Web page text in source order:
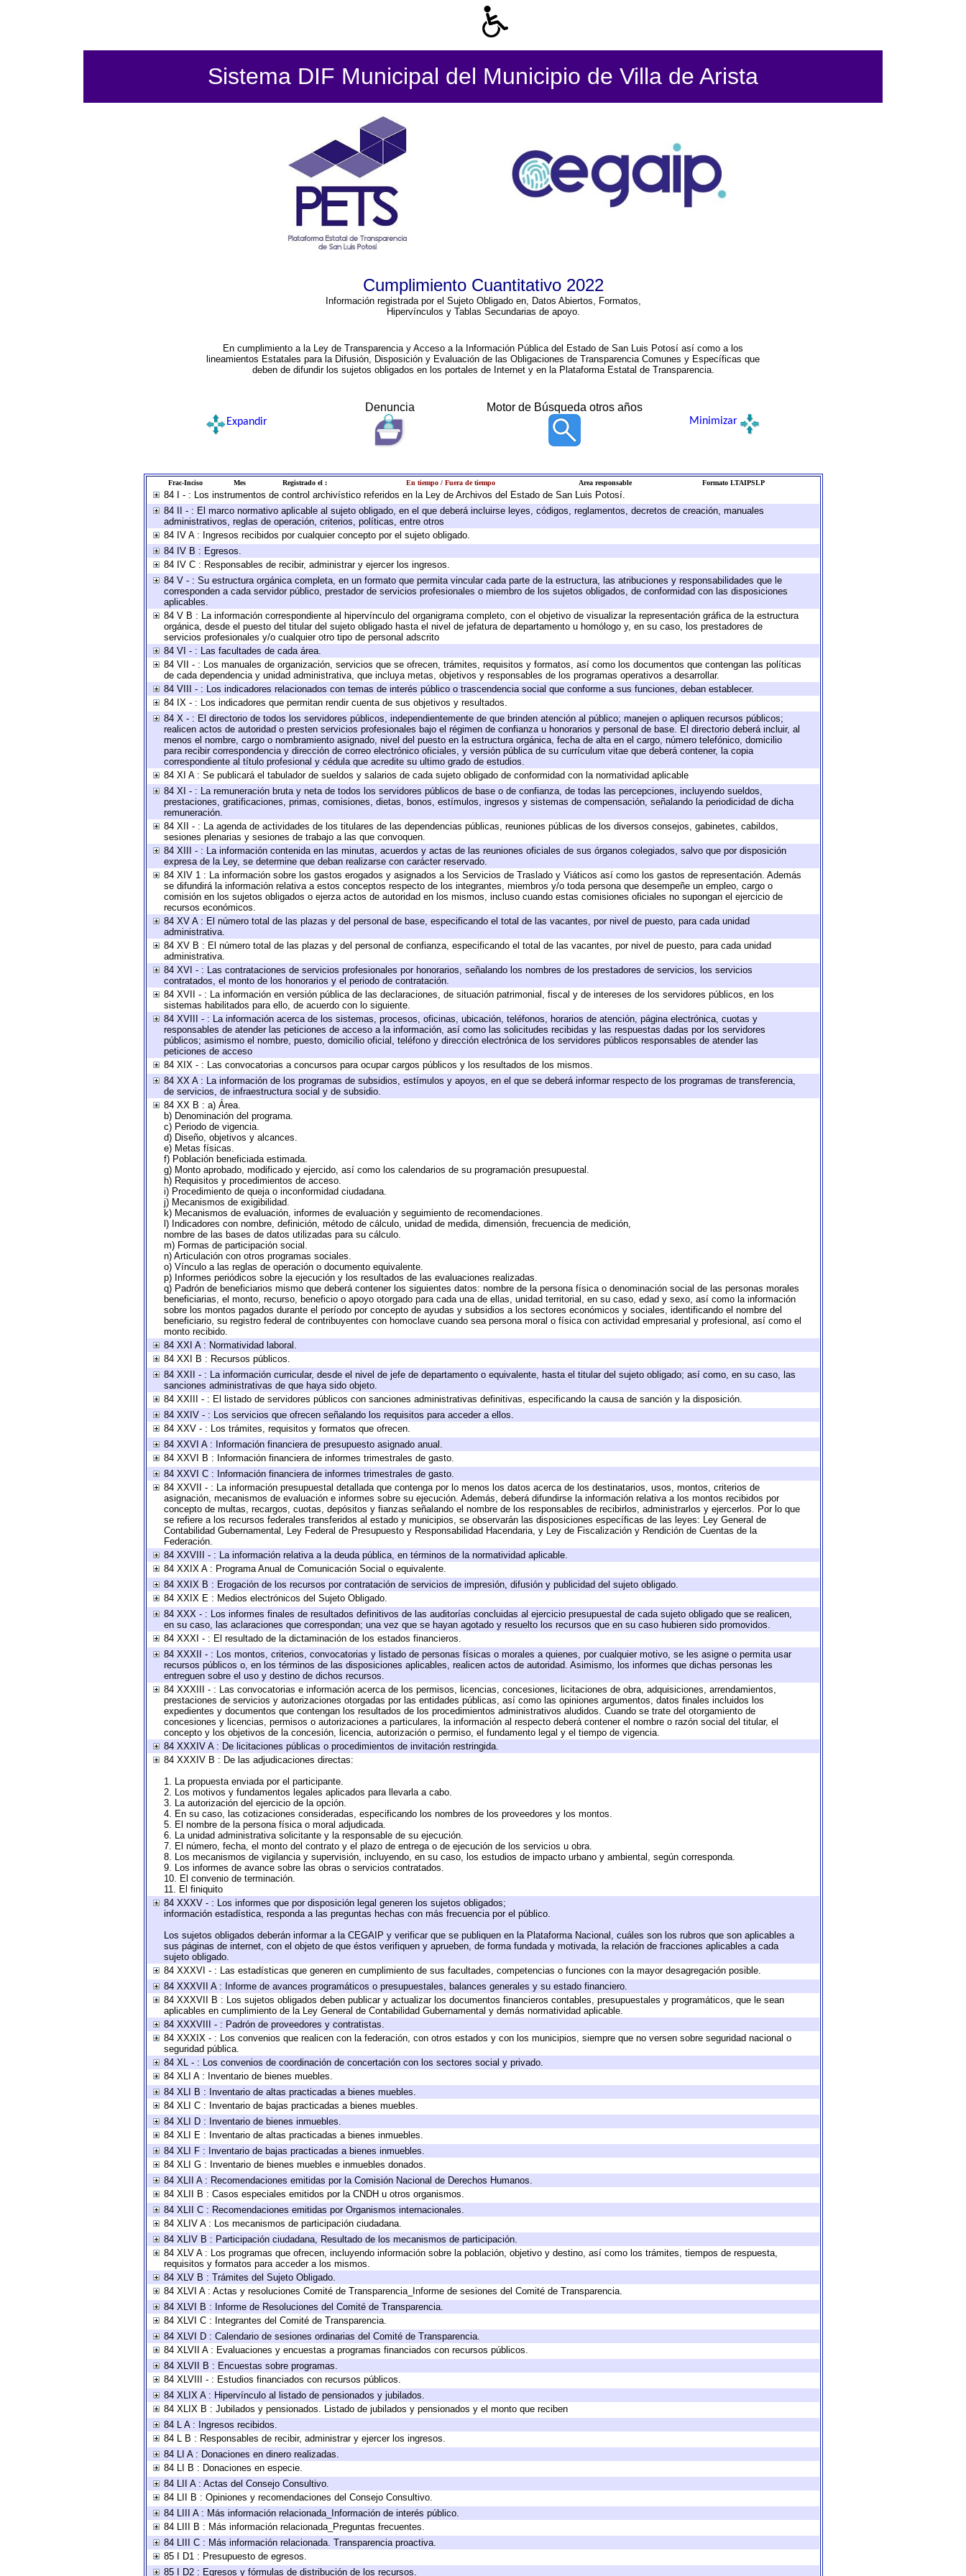
Sistema DIF Municipal del Municipio de Villa de Arista
Cumplimiento Cuantitativo 2022
Información registrada por el Sujeto Obligado en, Datos Abiertos, Formatos,
Hipervínculos y Tablas Secundarias de apoyo.
En cumplimiento a la Ley de Transparencia y Acceso a la Información Pública del Estado de San Luis Potosí así como a los
lineamientos Estatales para la Difusión, Disposición y Evaluación de las Obligaciones de Transparencia Comunes y Específicas que
deben de difundir los sujetos obligados en los portales de Internet y en la Plataforma Estatal de Transparencia.
Denuncia Motor de Búsqueda otros años
Expandir Minimizar
Frac-Inciso Mes Registrado el : En tiempo / Fuera de tiempo Area responsable Formato LTAIPSLP
84 I - : Los instrumentos de control archivístico referidos en la Ley de Archivos del Estado de San Luis Potosí.
84 II - : El marco normativo aplicable al sujeto obligado, en el que deberá incluirse leyes, códigos, reglamentos, decretos de creación, manuales
administrativos, reglas de operación, criterios, políticas, entre otros
84 IV A : Ingresos recibidos por cualquier concepto por el sujeto obligado.
84 IV B : Egresos.
84 IV C : Responsables de recibir, administrar y ejercer los ingresos.
84 V - : Su estructura orgánica completa, en un formato que permita vincular cada parte de la estructura, las atribuciones y responsabilidades que le
corresponden a cada servidor público, prestador de servicios profesionales o miembro de los sujetos obligados, de conformidad con las disposiciones
aplicables.
84 V B : La información correspondiente al hipervínculo del organigrama completo, con el objetivo de visualizar la representación gráfica de la estructura
orgánica, desde el puesto del titular del sujeto obligado hasta el nivel de jefatura de departamento u homólogo y, en su caso, los prestadores de
servicios profesionales y/o cualquier otro tipo de personal adscrito
84 VI - : Las facultades de cada área.
84 VII - : Los manuales de organización, servicios que se ofrecen, trámites, requisitos y formatos, así como los documentos que contengan las políticas
de cada dependencia y unidad administrativa, que incluya metas, objetivos y responsables de los programas operativos a desarrollar.
84 VIII - : Los indicadores relacionados con temas de interés público o trascendencia social que conforme a sus funciones, deban establecer.
84 IX - : Los indicadores que permitan rendir cuenta de sus objetivos y resultados.
84 X - : El directorio de todos los servidores públicos, independientemente de que brinden atención al público; manejen o apliquen recursos públicos;
realicen actos de autoridad o presten servicios profesionales bajo el régimen de confianza u honorarios y personal de base. El directorio deberá incluir, al
menos el nombre, cargo o nombramiento asignado, nivel del puesto en la estructura orgánica, fecha de alta en el cargo, número telefónico, domicilio
para recibir correspondencia y dirección de correo electrónico oficiales, y versión pública de su currículum vitae que deberá contener, la copia
correspondiente al título profesional y cédula que acredite su ultimo grado de estudios.
84 XI A : Se publicará el tabulador de sueldos y salarios de cada sujeto obligado de conformidad con la normatividad aplicable
84 XI - : La remuneración bruta y neta de todos los servidores públicos de base o de confianza, de todas las percepciones, incluyendo sueldos,
prestaciones, gratificaciones, primas, comisiones, dietas, bonos, estímulos, ingresos y sistemas de compensación, señalando la periodicidad de dicha
remuneración.
84 XII - : La agenda de actividades de los titulares de las dependencias públicas, reuniones públicas de los diversos consejos, gabinetes, cabildos,
sesiones plenarias y sesiones de trabajo a las que convoquen.
84 XIII - : La información contenida en las minutas, acuerdos y actas de las reuniones oficiales de sus órganos colegiados, salvo que por disposición
expresa de la Ley, se determine que deban realizarse con carácter reservado.
84 XIV 1 : La información sobre los gastos erogados y asignados a los Servicios de Traslado y Viáticos así como los gastos de representación. Además
se difundirá la información relativa a estos conceptos respecto de los integrantes, miembros y/o toda persona que desempeñe un empleo, cargo o
comisión en los sujetos obligados o ejerza actos de autoridad en los mismos, incluso cuando estas comisiones oficiales no supongan el ejercicio de
recursos económicos.
84 XV A : El número total de las plazas y del personal de base, especificando el total de las vacantes, por nivel de puesto, para cada unidad
administrativa.
84 XV B : El número total de las plazas y del personal de confianza, especificando el total de las vacantes, por nivel de puesto, para cada unidad
administrativa.
84 XVI - : Las contrataciones de servicios profesionales por honorarios, señalando los nombres de los prestadores de servicios, los servicios
contratados, el monto de los honorarios y el periodo de contratación.
84 XVII - : La información en versión pública de las declaraciones, de situación patrimonial, fiscal y de intereses de los servidores públicos, en los
sistemas habilitados para ello, de acuerdo con lo siguiente.
84 XVIII - : La información acerca de los sistemas, procesos, oficinas, ubicación, teléfonos, horarios de atención, página electrónica, cuotas y
responsables de atender las peticiones de acceso a la información, así como las solicitudes recibidas y las respuestas dadas por los servidores
públicos; asimismo el nombre, puesto, domicilio oficial, teléfono y dirección electrónica de los servidores públicos responsables de atender las
peticiones de acceso
84 XIX - : Las convocatorias a concursos para ocupar cargos públicos y los resultados de los mismos.
84 XX A : La información de los programas de subsidios, estímulos y apoyos, en el que se deberá informar respecto de los programas de transferencia,
de servicios, de infraestructura social y de subsidio.
84 XX B : a) Área.
b) Denominación del programa.
c) Periodo de vigencia.
d) Diseño, objetivos y alcances.
e) Metas físicas.
f) Población beneficiada estimada.
g) Monto aprobado, modificado y ejercido, así como los calendarios de su programación presupuestal.
h) Requisitos y procedimientos de acceso.
i) Procedimiento de queja o inconformidad ciudadana.
j) Mecanismos de exigibilidad.
k) Mecanismos de evaluación, informes de evaluación y seguimiento de recomendaciones.
l) Indicadores con nombre, definición, método de cálculo, unidad de medida, dimensión, frecuencia de medición,
nombre de las bases de datos utilizadas para su cálculo.
m) Formas de participación social.
n) Articulación con otros programas sociales.
o) Vínculo a las reglas de operación o documento equivalente.
p) Informes periódicos sobre la ejecución y los resultados de las evaluaciones realizadas.
q) Padrón de beneficiarios mismo que deberá contener los siguientes datos: nombre de la persona física o denominación social de las personas morales
beneficiarias, el monto, recurso, beneficio o apoyo otorgado para cada una de ellas, unidad territorial, en su caso, edad y sexo, así como la información
sobre los montos pagados durante el período por concepto de ayudas y subsidios a los sectores económicos y sociales, identificando el nombre del
beneficiario, su registro federal de contribuyentes con homoclave cuando sea persona moral o física con actividad empresarial y profesional, así como el
monto recibido.
84 XXI A : Normatividad laboral.
84 XXI B : Recursos públicos.
84 XXII - : La información curricular, desde el nivel de jefe de departamento o equivalente, hasta el titular del sujeto obligado; así como, en su caso, las
sanciones administrativas de que haya sido objeto.
84 XXIII - : El listado de servidores públicos con sanciones administrativas definitivas, especificando la causa de sanción y la disposición.
84 XXIV - : Los servicios que ofrecen señalando los requisitos para acceder a ellos.
84 XXV - : Los trámites, requisitos y formatos que ofrecen.
84 XXVI A : Información financiera de presupuesto asignado anual.
84 XXVI B : Información financiera de informes trimestrales de gasto.
84 XXVI C : Información financiera de informes trimestrales de gasto.
84 XXVII - : La información presupuestal detallada que contenga por lo menos los datos acerca de los destinatarios, usos, montos, criterios de
asignación, mecanismos de evaluación e informes sobre su ejecución. Además, deberá difundirse la información relativa a los montos recibidos por
concepto de multas, recargos, cuotas, depósitos y fianzas señalando el nombre de los responsables de recibirlos, administrarlos y ejercerlos. Por lo que
se refiere a los recursos federales transferidos al estado y municipios, se observarán las disposiciones específicas de las leyes: Ley General de
Contabilidad Gubernamental, Ley Federal de Presupuesto y Responsabilidad Hacendaria, y Ley de Fiscalización y Rendición de Cuentas de la
Federación.
84 XXVIII - : La información relativa a la deuda pública, en términos de la normatividad aplicable.
84 XXIX A : Programa Anual de Comunicación Social o equivalente.
84 XXIX B : Erogación de los recursos por contratación de servicios de impresión, difusión y publicidad del sujeto obligado.
84 XXIX E : Medios electrónicos del Sujeto Obligado.
84 XXX - : Los informes finales de resultados definitivos de las auditorías concluidas al ejercicio presupuestal de cada sujeto obligado que se realicen,
en su caso, las aclaraciones que correspondan; una vez que se hayan agotado y resuelto los recursos que en su caso hubieren sido promovidos.
84 XXXI - : El resultado de la dictaminación de los estados financieros.
84 XXXII - : Los montos, criterios, convocatorias y listado de personas físicas o morales a quienes, por cualquier motivo, se les asigne o permita usar
recursos públicos o, en los términos de las disposiciones aplicables, realicen actos de autoridad. Asimismo, los informes que dichas personas les
entreguen sobre el uso y destino de dichos recursos.
84 XXXIII - : Las convocatorias e información acerca de los permisos, licencias, concesiones, licitaciones de obra, adquisiciones, arrendamientos,
prestaciones de servicios y autorizaciones otorgadas por las entidades públicas, así como las opiniones argumentos, datos finales incluidos los
expedientes y documentos que contengan los resultados de los procedimientos administrativos aludidos. Cuando se trate del otorgamiento de
concesiones y licencias, permisos o autorizaciones a particulares, la información al respecto deberá contener el nombre o razón social del titular, el
concepto y los objetivos de la concesión, licencia, autorización o permiso, el fundamento legal y el tiempo de vigencia.
84 XXXIV A : De licitaciones públicas o procedimientos de invitación restringida.
84 XXXIV B : De las adjudicaciones directas:
1. La propuesta enviada por el participante.
2. Los motivos y fundamentos legales aplicados para llevarla a cabo.
3. La autorización del ejercicio de la opción.
4. En su caso, las cotizaciones consideradas, especificando los nombres de los proveedores y los montos.
5. El nombre de la persona física o moral adjudicada.
6. La unidad administrativa solicitante y la responsable de su ejecución.
7. El número, fecha, el monto del contrato y el plazo de entrega o de ejecución de los servicios u obra.
8. Los mecanismos de vigilancia y supervisión, incluyendo, en su caso, los estudios de impacto urbano y ambiental, según corresponda.
9. Los informes de avance sobre las obras o servicios contratados.
10. El convenio de terminación.
11. El finiquito
84 XXXV - : Los informes que por disposición legal generen los sujetos obligados;
información estadística, responda a las preguntas hechas con más frecuencia por el público.
Los sujetos obligados deberán informar a la CEGAIP y verificar que se publiquen en la Plataforma Nacional, cuáles son los rubros que son aplicables a
sus páginas de internet, con el objeto de que éstos verifiquen y aprueben, de forma fundada y motivada, la relación de fracciones aplicables a cada
sujeto obligado.
84 XXXVI - : Las estadísticas que generen en cumplimiento de sus facultades, competencias o funciones con la mayor desagregación posible.
84 XXXVII A : Informe de avances programáticos o presupuestales, balances generales y su estado financiero.
84 XXXVII B : Los sujetos obligados deben publicar y actualizar los documentos financieros contables, presupuestales y programáticos, que le sean
aplicables en cumplimiento de la Ley General de Contabilidad Gubernamental y demás normatividad aplicable.
84 XXXVIII - : Padrón de proveedores y contratistas.
84 XXXIX - : Los convenios que realicen con la federación, con otros estados y con los municipios, siempre que no versen sobre seguridad nacional o
seguridad pública.
84 XL - : Los convenios de coordinación de concertación con los sectores social y privado.
84 XLI A : Inventario de bienes muebles.
84 XLI B : Inventario de altas practicadas a bienes muebles.
84 XLI C : Inventario de bajas practicadas a bienes muebles.
84 XLI D : Inventario de bienes inmuebles.
84 XLI E : Inventario de altas practicadas a bienes inmuebles.
84 XLI F : Inventario de bajas practicadas a bienes inmuebles.
84 XLI G : Inventario de bienes muebles e inmuebles donados.
84 XLII A : Recomendaciones emitidas por la Comisión Nacional de Derechos Humanos.
84 XLII B : Casos especiales emitidos por la CNDH u otros organismos.
84 XLII C : Recomendaciones emitidas por Organismos internacionales.
84 XLIV A : Los mecanismos de participación ciudadana.
84 XLIV B : Participación ciudadana, Resultado de los mecanismos de participación.
84 XLV A : Los programas que ofrecen, incluyendo información sobre la población, objetivo y destino, así como los trámites, tiempos de respuesta,
requisitos y formatos para acceder a los mismos.
84 XLV B : Trámites del Sujeto Obligado.
84 XLVI A : Actas y resoluciones Comité de Transparencia_Informe de sesiones del Comité de Transparencia.
84 XLVI B : Informe de Resoluciones del Comité de Transparencia.
84 XLVI C : Integrantes del Comité de Transparencia.
84 XLVI D : Calendario de sesiones ordinarias del Comité de Transparencia.
84 XLVII A : Evaluaciones y encuestas a programas financiados con recursos públicos.
84 XLVII B : Encuestas sobre programas.
84 XLVIII - : Estudios financiados con recursos públicos.
84 XLIX A : Hipervínculo al listado de pensionados y jubilados.
84 XLIX B : Jubilados y pensionados. Listado de jubilados y pensionados y el monto que reciben
84 L A : Ingresos recibidos.
84 L B : Responsables de recibir, administrar y ejercer los ingresos.
84 LI A : Donaciones en dinero realizadas.
84 LI B : Donaciones en especie.
84 LII A : Actas del Consejo Consultivo.
84 LII B : Opiniones y recomendaciones del Consejo Consultivo.
84 LIII A : Más información relacionada_Información de interés público.
84 LIII B : Más información relacionada_Preguntas frecuentes.
84 LIII C : Más información relacionada. Transparencia proactiva.
85 I D1 : Presupuesto de egresos.
85 I D2 : Egresos y fórmulas de distribución de los recursos.